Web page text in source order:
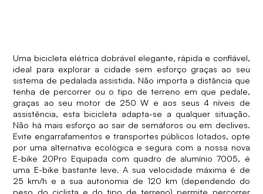
Uma bicicleta elétrica dobrável elegante, rápida e confiável,
ideal para explorar a cidade sem esforço graças ao seu
sistema de pedalada assistida. Não importa a distância que
tenha de percorrer ou o tipo de terreno em que pedale,
graças ao seu motor de 250 W e aos seus 4 níveis de
assistência, esta bicicleta adapta-se a qualquer situação.
Não há mais esforço ao sair de semáforos ou em declives.
Evite engarrafamentos e transportes públicos lotados, opte
por uma alternativa ecológica e segura com a nossa nova
E-bike 20Pro Equipada com quadro de alumínio 7005, é
uma E-bike bastante leve. A sua velocidade máxima é de
25 km/h e a sua autonomia de 120 km (dependendo do
peso do ciclista e do tipo de terreno) permite percorrer